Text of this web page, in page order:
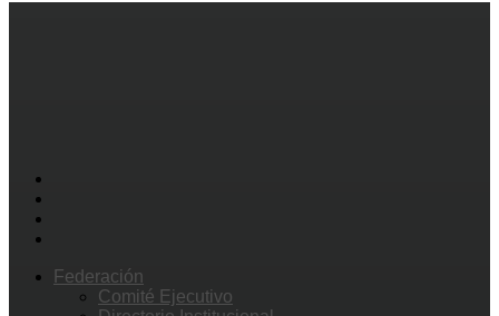
Federación
Comité Ejecutivo